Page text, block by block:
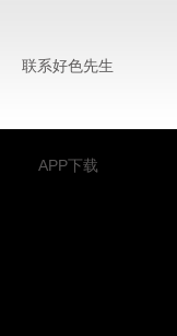
联系好色先生
APP下载